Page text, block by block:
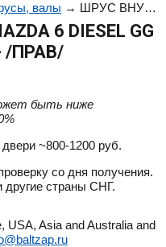
валы → ШРУС ВНУТРЕННИЙ MAZDA 6 DIESEL GG 05-07, 6 DIESEL GH 07- /ПРАВ/
6 DIESEL GG
/ПРАВ/
быть ниже
~800-1200 руб.
со дня получения.
другие страны СНГ.
USA, Asia and Australia and